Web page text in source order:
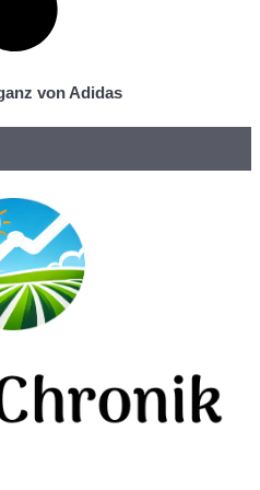
von Adidas